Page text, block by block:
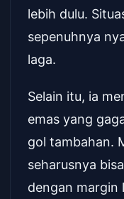
lebih dulu.
sepenuhnya
laga.
Selain itu, ia
emas yang
gol tambahan.
seharusnya
dengan margin